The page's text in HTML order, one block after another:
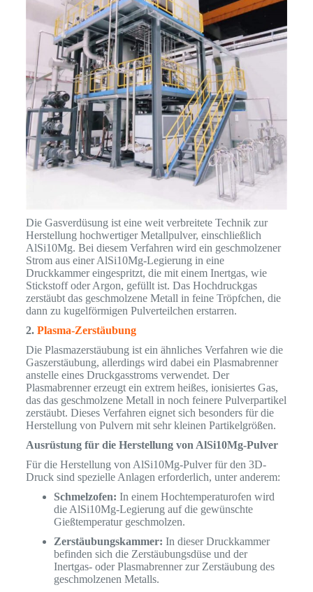
Die Gasverdüsung ist eine weit verbreitete Technik zur
Herstellung hochwertiger Metallpulver, einschließlich
AlSi10Mg. Bei diesem Verfahren wird ein geschmolzener
Strom aus einer AlSi10Mg-Legierung in eine
Druckkammer eingespritzt, die mit einem Inertgas, wie
Stickstoff oder Argon, gefüllt ist. Das Hochdruckgas
zerstäubt das geschmolzene Metall in feine Tröpfchen, die
dann zu kugelförmigen Pulverteilchen erstarren.
2. Plasma-Zerstäubung
Die Plasmazerstäubung ist ein ähnliches Verfahren wie die
Gaszerstäubung, allerdings wird dabei ein Plasmabrenner
anstelle eines Druckgasstroms verwendet. Der
Plasmabrenner erzeugt ein extrem heißes, ionisiertes Gas,
das das geschmolzene Metall in noch feinere Pulverpartikel
zerstäubt. Dieses Verfahren eignet sich besonders für die
Herstellung von Pulvern mit sehr kleinen Partikelgrößen.
Ausrüstung für die Herstellung von AlSi10Mg-Pulver
Für die Herstellung von AlSi10Mg-Pulver für den 3D-
Druck sind spezielle Anlagen erforderlich, unter anderem:
Schmelzofen: In einem Hochtemperaturofen wird
die AlSi10Mg-Legierung auf die gewünschte
Gießtemperatur geschmolzen.
Zerstäubungskammer: In dieser Druckkammer
befinden sich die Zerstäubungsdüse und der
Inertgas- oder Plasmabrenner zur Zerstäubung des
geschmolzenen Metalls.